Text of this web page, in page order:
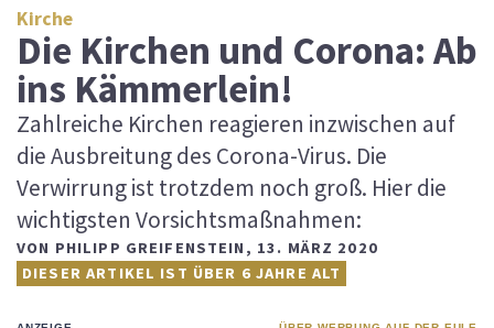
Kirche
Die Kirchen und Corona: Ab
ins Kämmerlein!
Zahlreiche Kirchen reagieren inzwischen auf
die Ausbreitung des Corona-Virus. Die
Verwirrung ist trotzdem noch groß. Hier die
wichtigsten Vorsichtsmaßnahmen:
VON PHILIPP GREIFENSTEIN , 13. MÄRZ 2020
DIESER ARTIKEL IST ÜBER 6 JAHRE ALT